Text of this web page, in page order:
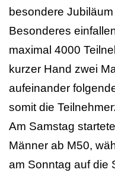
besondere
Besonderes
maximal 4000
kurzer Hand zwei
aufeinander
somit die
Am Samstag
Männer ab M50,
am Sonntag auf die